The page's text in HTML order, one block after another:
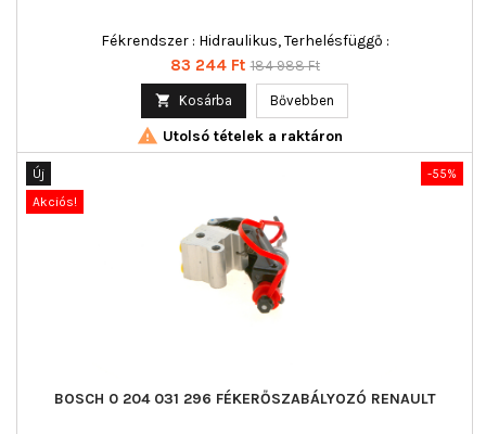
Fékrendszer : Hidraulikus, Terhelésfüggő :
Ár
83 244 Ft Normál
184 988 Ft
 Kosárba Bővebben
 Utolsó tételek a raktáron
-55%
Új
Akciós!
BOSCH 0 204 031 296 FÉKERŐSZABÁLYOZÓ RENAULT